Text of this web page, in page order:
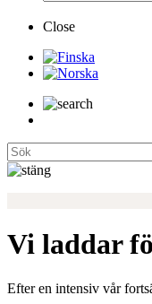
Close
Vi laddar
Efter en intensiv vår